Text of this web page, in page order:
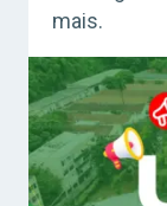
mais.